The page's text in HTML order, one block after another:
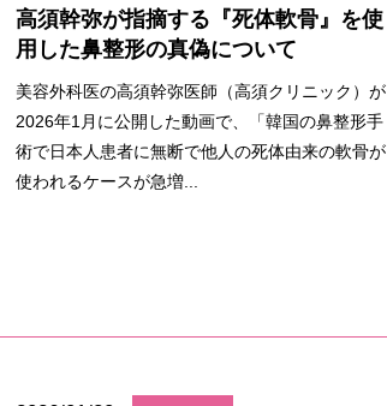
高須幹弥が指摘する『死体軟骨』を使
用した鼻整形の真偽について
美容外科医の高須幹弥医師（高須クリニック）が
2026年1月に公開した動画で、「韓国の鼻整形手
術で日本人患者に無断で他人の死体由来の軟骨が
使われるケースが急増...